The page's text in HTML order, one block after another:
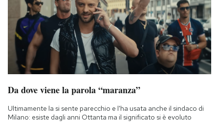
Da dove viene la parola “maranza”
Ultimamente la si sente parecchio e l'ha usata anche il sindaco di
Milano: esiste dagli anni Ottanta ma il significato si è evoluto